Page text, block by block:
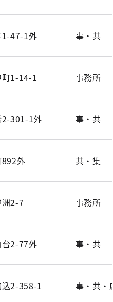
1-47-1外 事・共
町1-14-1 事務所
2-301-1外 事・共
外 共・集
洲2-7 事務所
2-77外 事・共
2-358-1 事・共・店